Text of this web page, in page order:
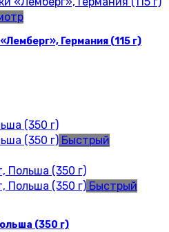
Германия (115 г)
Быстрый
Быстрый
(350 г)